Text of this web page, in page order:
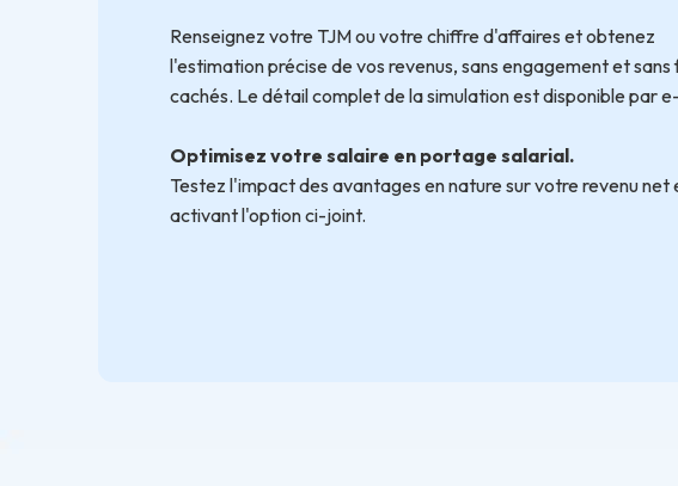
Renseignez votre TJM ou votre chiffre d'affaires et obtenez
l'estimation précise de vos revenus, sans engagement et sans
cachés. Le détail complet de la simulation est disponible par
Optimisez votre salaire en portage salarial.
Testez l'impact des avantages en nature sur votre revenu net
activant l'option ci-joint.